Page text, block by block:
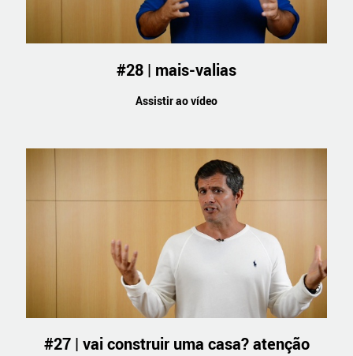
#28 | mais-valias
Assistir ao vídeo
#27 | vai construir uma casa? atenção